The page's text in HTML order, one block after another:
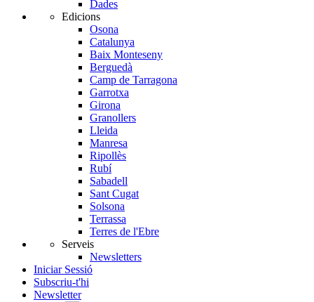
Dades
Edicions
Osona
Catalunya
Baix Monteseny
Berguedà
Camp de Tarragona
Garrotxa
Girona
Granollers
Lleida
Manresa
Ripollès
Rubí
Sabadell
Sant Cugat
Solsona
Terrassa
Terres de l'Ebre
Serveis
Newsletters
Iniciar Sessió
Subscriu-t'hi
Newsletter